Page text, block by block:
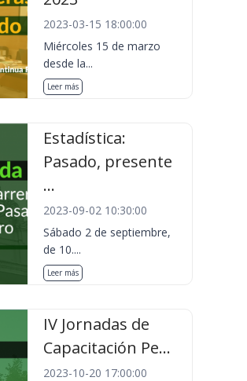
2023-03-15 18:00:00
Miércoles 15 de marzo
desde la...
Leer más
Estadística:
Pasado, presente
...
2023-09-02 10:30:00
Sábado 2 de septiembre,
de 10....
Leer más
IV Jornadas de
Capacitación Pe...
2023-10-20 17:00:00